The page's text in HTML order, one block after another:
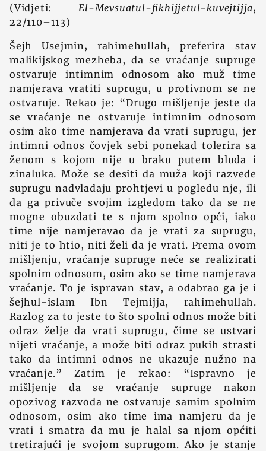
(Vidjeti:El-Mevsuatul-fikhijjetul-kuvejtijja,
22/110–113)
Šejh Usejmin, rahimehullah, preferira stav
malikijskog mezheba, da se vraćanje supruge
ostvaruje intimnim odnosom ako muž time
namjerava vratiti suprugu, u protivnom se ne
ostvaruje. Rekao je: “Drugo mišljenje jeste da
se vraćanje ne ostvaruje intimnim odnosom
osim ako time namjerava da vrati suprugu, jer
intimni odnos čovjek sebi ponekad tolerira sa
ženom s kojom nije u braku putem bluda i
zinaluka. Može se desiti da muža koji razvede
suprugu nadvladaju prohtjevi u pogledu nje, ili
da ga privuče svojim izgledom tako da se ne
mogne obuzdati te s njom spolno opći, iako
time nije namjeravao da je vrati za suprugu,
niti je to htio, niti želi da je vrati. Prema ovom
mišljenju, vraćanje supruge neće se realizirati
spolnim odnosom, osim ako se time namjerava
vraćanje. To je ispravan stav, a odabrao ga je i
šejhul-islam Ibn Tejmijja, rahimehullah.
Razlog za to jeste to što spolni odnos može biti
odraz želje da vrati suprugu, čime se ustvari
nijeti vraćanje, a može biti odraz pukih strasti
tako da intimni odnos ne ukazuje nužno na
vraćanje.” Zatim je rekao: “Ispravno je
mišljenje da se vraćanje supruge nakon
opozivog razvoda ne ostvaruje samim spolnim
odnosom, osim ako time ima namjeru da je
vrati i smatra da mu je halal sa njom općiti
tretirajući je svojom suprugom. Ako je stanje